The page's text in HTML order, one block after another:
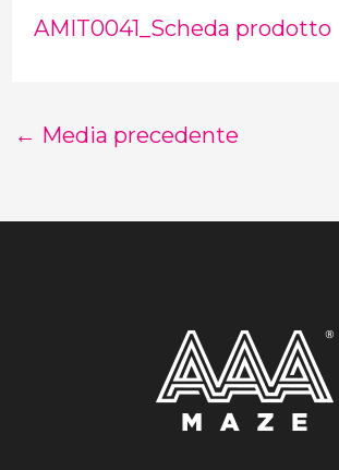
AMIT0041_Scheda prodotto
← Media precedente